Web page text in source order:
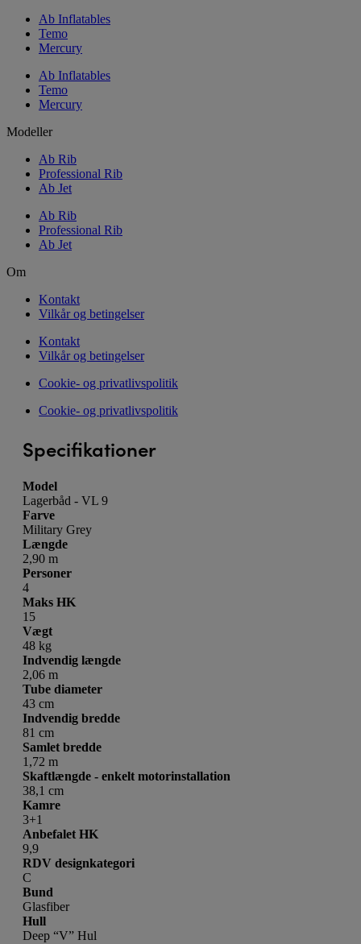
Ab Inflatables
Temo
Mercury
Ab Inflatables
Temo
Mercury
Modeller
Ab Rib
Professional Rib
Ab Jet
Ab Rib
Professional Rib
Ab Jet
Om
Kontakt
Vilkår og betingelser
Kontakt
Vilkår og betingelser
Cookie- og privatlivspolitik
Cookie- og privatlivspolitik
Specifikationer
Model
Lagerbåd - VL 9
Farve
Military Grey
Længde
2,90 m
Personer
4
Maks HK
15
Vægt
48 kg
Indvendig længde
2,06 m
Tube diameter
43 cm
Indvendig bredde
81 cm
Samlet bredde
1,72 m
Skaftlængde - enkelt motorinstallation
38,1 cm
Kamre
3+1
Anbefalet HK
9,9
RDV designkategori
C
Bund
Glasfiber
Hull
Deep “V” Hul